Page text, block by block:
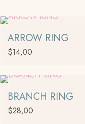
ARROW RING
$14,00
producto
tiene
múltiples
variantes.
BRANCH RING
$28,00